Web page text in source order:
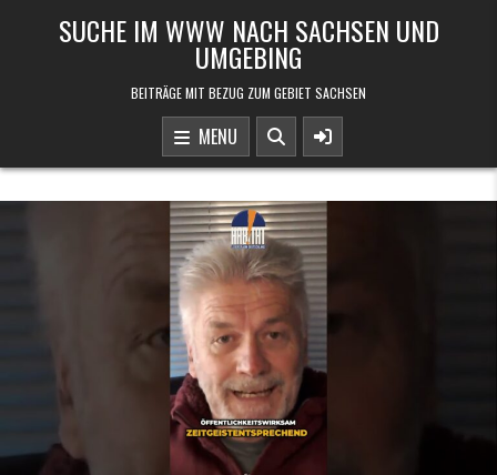
SUCHE IM WWW NACH SACHSEN UND
UMGEBING
BEITRÄGE MIT BEZUG ZUM GEBIET SACHSEN
MENU